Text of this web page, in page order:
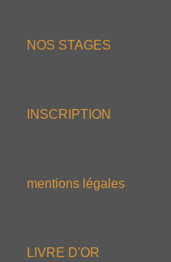
NOS STAGES
INSCRIPTION
mentions légales
LIVRE D'OR